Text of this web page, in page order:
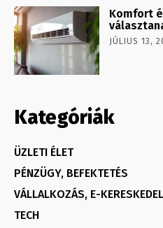
Komfort
JÚLIUS 13,
Kategóriák
ÜZLETI ÉLET
PÉNZÜGY, BEFEKTETÉS
VÁLLALKOZÁS, E-
TECH